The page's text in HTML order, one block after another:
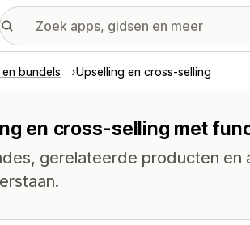
bundels Upselling en cross-selling
en cross-selling met
gerelateerde producten en